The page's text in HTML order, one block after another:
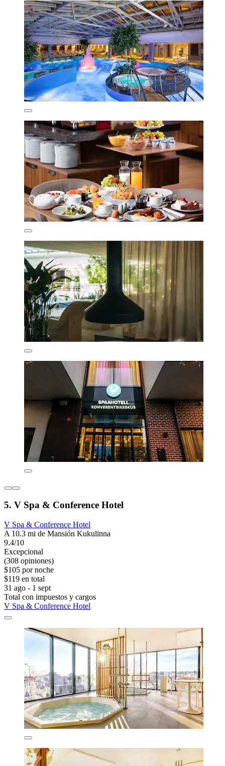
5. V Spa & Conference Hotel
V Spa & Conference Hotel
A 10.3 mi de Mansión Kukulinna
9.4/10
Excepcional
(308 opiniones)
$105 por noche
$119 en total
31 ago - 1 sept
Total con impuestos y cargos
V Spa & Conference Hotel